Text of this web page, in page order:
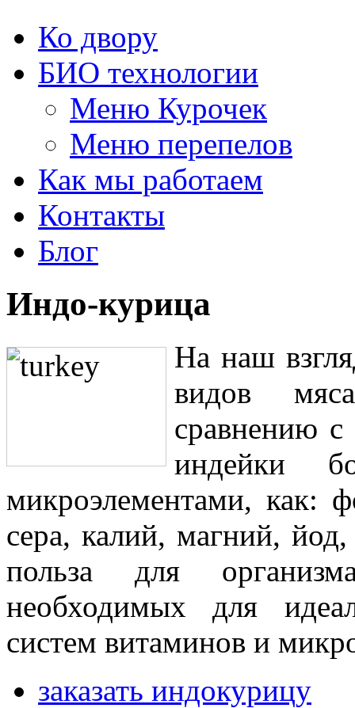
Ко двору
БИО технологии
Меню Курочек
Меню перепелов
Как мы работаем
Контакты
Блог
Индо-курица
На наш
видов
сравнению
индейки
микроэлементами, как:
сера, калий, магний,
польза для
необходимых для
систем витаминов и
заказать индокурицу